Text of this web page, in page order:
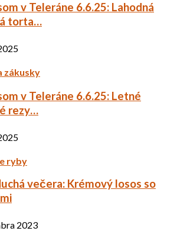
v Teleráne 6.6.25: Lahodná
torta…
zákusky
v Teleráne 6.6.25: Letné
rezy…
ryby
večera: Krémový losos so
2023